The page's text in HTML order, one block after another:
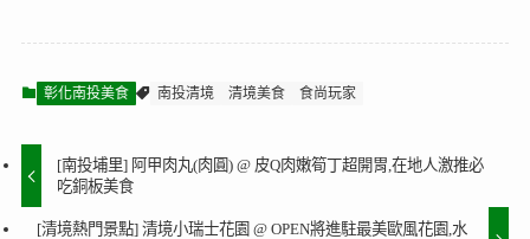
彰化南投美食 南投清境 清境美食 食尚玩家
[南投埔里] 阿甲肉丸(肉圓) @ 皮Q肉嫩筍丁超開胃,在地人激推必
吃銅板美食
[清境熱門景點] 清境小瑞士花園 @ OPEN將進駐最美歐風花園,水